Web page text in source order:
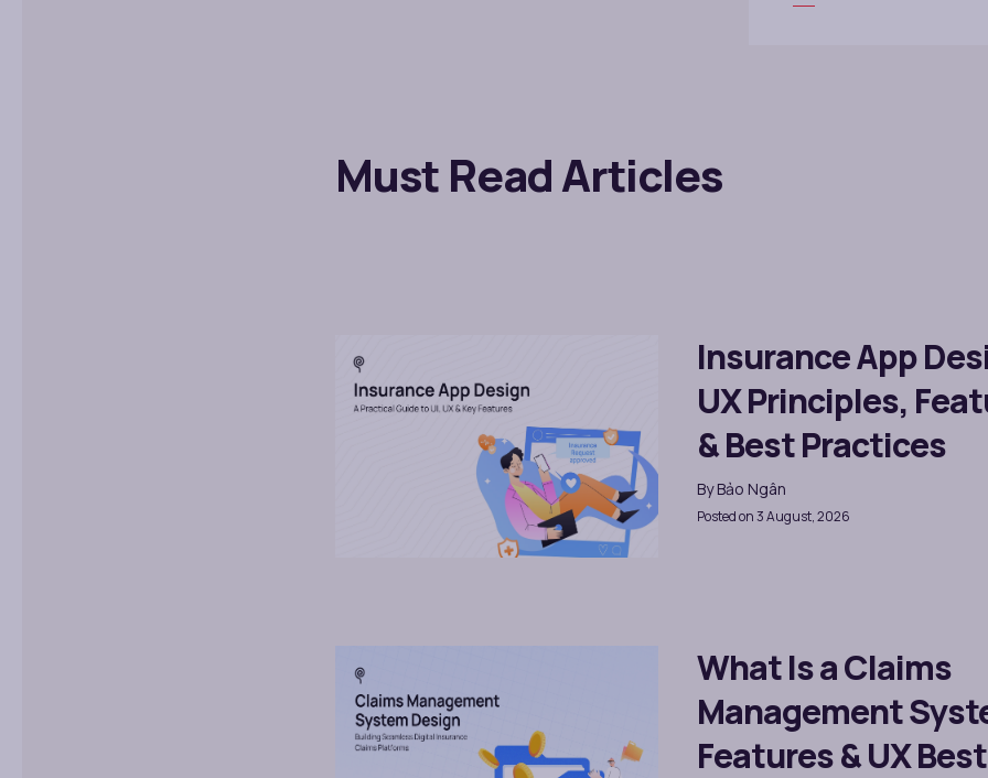
Must Read Articles
Insurance App
UX Principles,
& Best Practices
ByBảo Ngân
Posted on 3 August, 2026
What Is a Claims
Management
Features & UX Best